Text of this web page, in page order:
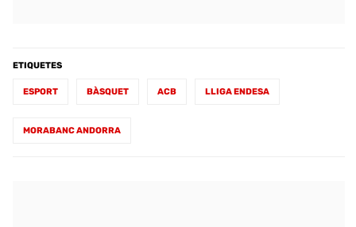
ETIQUETES
ESPORT BÀSQUET ACB LLIGA ENDESA
MORABANC ANDORRA